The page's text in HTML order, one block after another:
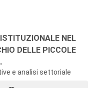
NEL
DELLE PICCOLE
e analisi settoriale